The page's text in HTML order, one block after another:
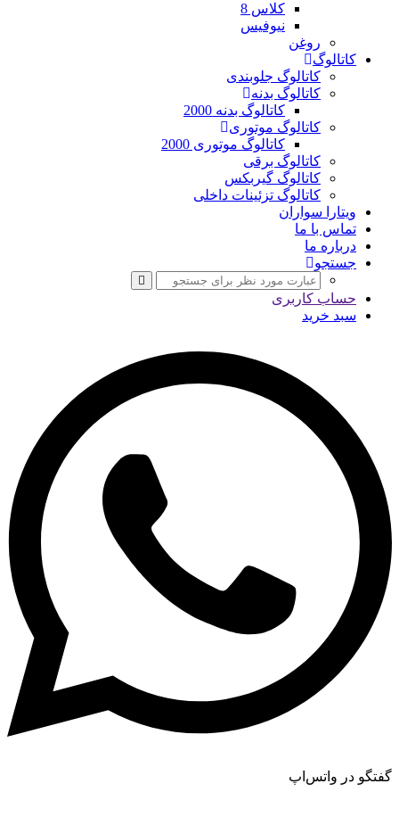
کلاس 8
نیوفیس
روغن
کاتالوگ
کاتالوگ جلوبندی
کاتالوگ بدنه
کاتالوگ بدنه 2000
کاتالوگ موتوری
کاتالوگ موتوری 2000
کاتالوگ برقی
کاتالوگ گیربکس
کاتالوگ تزئینات داخلی
ویتارا سواران
تماس با ما
درباره ما
جستجو
حساب کاربری
سبد خرید
گفتگو در واتس‌اپ